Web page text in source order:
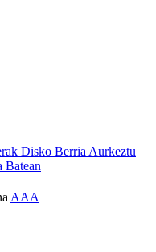
Disko Berria Aurkeztu
Batean
AAA